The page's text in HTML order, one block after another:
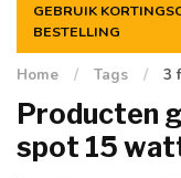
GEBRUIK
BESTELLING
Home / Tags / 3
Producten
spot 15